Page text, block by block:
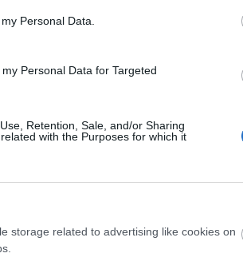
Personal Data.
Personal Data for Targeted
Retention, Sale, and/or Sharing
with the Purposes for which it
storage related to advertising like cookies on